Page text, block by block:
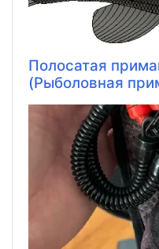
Полосатая
(Рыболовная